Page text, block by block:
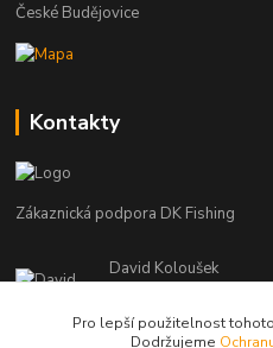
České Budějovice
Kontakty
Zákaznická podpora DK Fishing
David Koloušek
(Po-Pá, 7-18 hod.)
Pro lepší použitelnost
Dodržujeme